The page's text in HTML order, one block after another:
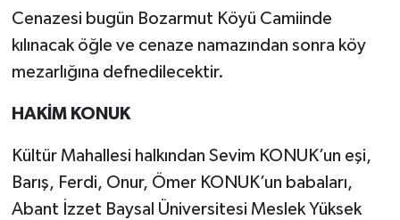
Cenazesi bugün Bozarmut Köyü Camiinde
kılınacak öğle ve cenaze namazından sonra köy
mezarlığına defnedilecektir.
HAKİM KONUK
Kültür Mahallesi halkından Sevim KONUK’un eşi,
Barış, Ferdi, Onur, Ömer KONUK’un babaları,
Abant İzzet Baysal Üniversitesi Meslek Yüksek